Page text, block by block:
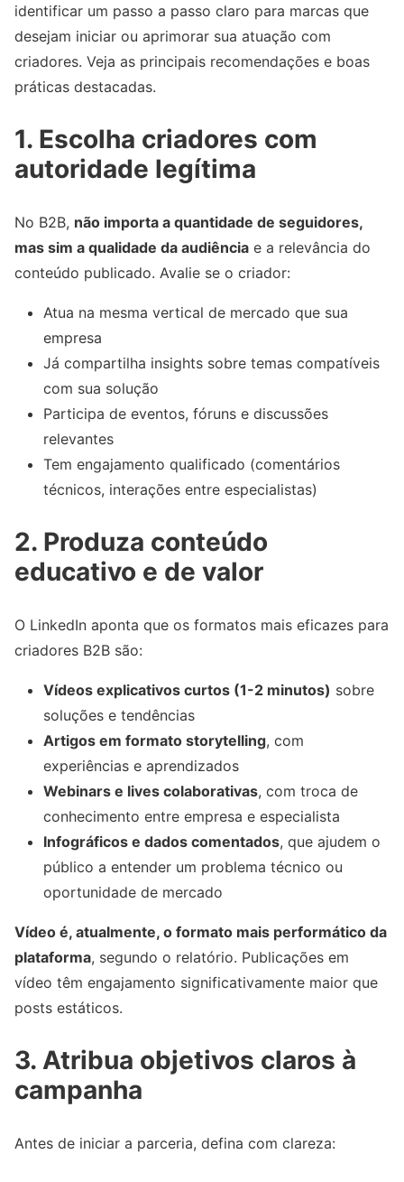
identificar um passo a passo claro para marcas que
desejam iniciar ou aprimorar sua atuação com
criadores. Veja as principais recomendações e boas
práticas destacadas.
1. Escolha criadores com
autoridade legítima
No B2B, não importa a quantidade de seguidores,
mas sim a qualidade da audiência e a relevância do
conteúdo publicado. Avalie se o criador:
Atua na mesma vertical de mercado que sua
empresa
Já compartilha insights sobre temas compatíveis
com sua solução
Participa de eventos, fóruns e discussões
relevantes
Tem engajamento qualificado (comentários
técnicos, interações entre especialistas)
2. Produza conteúdo
educativo e de valor
O LinkedIn aponta que os formatos mais eficazes para
criadores B2B são:
Vídeos explicativos curtos (1-2 minutos) sobre
soluções e tendências
Artigos em formato storytelling, com
experiências e aprendizados
Webinars e lives colaborativas, com troca de
conhecimento entre empresa e especialista
Infográficos e dados comentados, que ajudem o
público a entender um problema técnico ou
oportunidade de mercado
Vídeo é, atualmente, o formato mais performático da
plataforma, segundo o relatório. Publicações em
vídeo têm engajamento significativamente maior que
posts estáticos.
3. Atribua objetivos claros à
campanha
Antes de iniciar a parceria, defina com clareza: